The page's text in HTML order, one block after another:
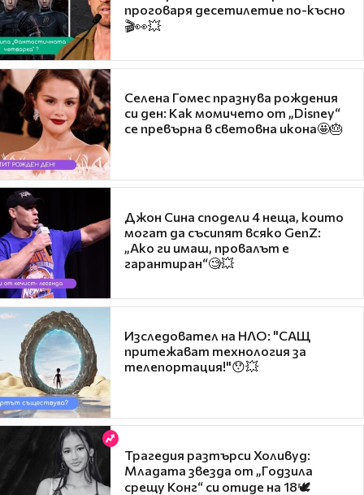
проговаря десетилетие по-късно
🎬👀💥
Селена Гомес празнува рождения
си ден: Как момичето от „Disney“
се превърна в световна икона🤩🎂
Джон Сина сподели 4 неща, които
могат да съсипят всяко GenZ:
„Ако ги имаш, провалът е
гарантиран“🧐💥
Изследовател на НЛО: "САЩ
притежават технология за
телепортация!"😯💥
Трагедия разтърси Холивуд:
Младата звезда от „Годзила
срещу Конг“ си отиде на 18🕊️